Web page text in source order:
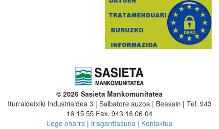
© 2026 Sasieta Mankomunitatea
Iturraldetxiki Industrialdea 3 | Salbatore auzoa | Beasain | Tel. 943
16 15 55 Fax. 943 16 06 04
Lege oharra | Irisgarritasuna | Kontaktua